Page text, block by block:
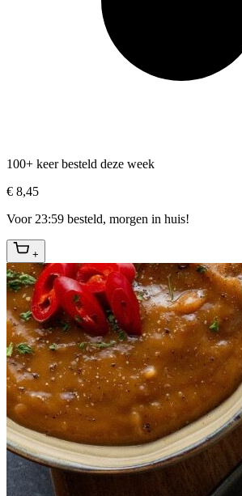
100+ keer besteld deze week
€ 8,45
Voor 23:59 besteld, morgen in huis!
+